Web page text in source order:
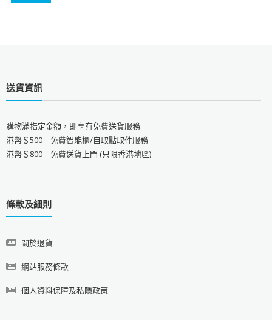
送貨資訊
購物滿指定金額，即享有免費送貨服務:
港幣＄500 – 免費智能櫃/自取點取件服務
港幣＄800 – 免費送貨上門 (只限香港地區)
條款及細則
關於退貨
網站服務條款
個人資料保障及私隱政策